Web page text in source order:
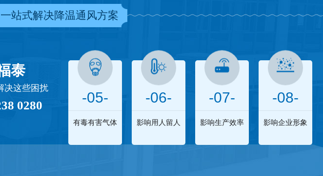
站式解决降温通风方案
泰
决这些困扰
0280 -05-
有毒有害气体
-06-
影响用人留人
-07-
影响生产效率
-08-
影响企业形象